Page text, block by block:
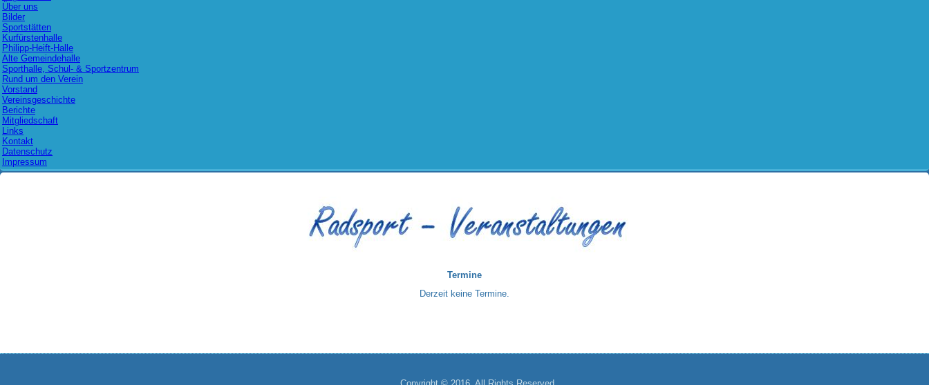
Über uns
Bilder
Sportstätten
Kurfürstenhalle
Philipp-Heift-Halle
Alte Gemeindehalle
Sporthalle, Schul- & Sportzentrum
Rund um den Verein
Vorstand
Vereinsgeschichte
Berichte
Mitgliedschaft
Links
Kontakt
Datenschutz
Impressum
Termine
Derzeit keine Termine.